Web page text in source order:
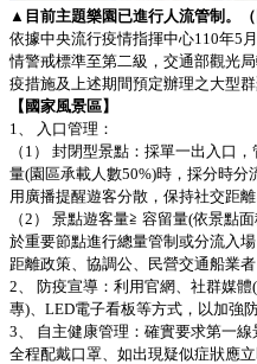
▲目前主題樂園已進行人流管制。（
依據中央流行疫情指揮中心110年5
情警戒標準至第二級，交通部觀光
疫措施及上述期間預定辦理之大型
【國家風景區】
1、 入口管理：
（1） 封閉型景點：採單一出入口
量(園區承載人數50%)時，採分時分
用廣播提醒遊客分散，保持社交距離
（2） 景點遊客量≧ 容留量(依景點
於重要節點進行總量管制或分流入
距離政策、協調公、民營交通船業
2、 防疫宣導：利用官網、社群媒
專)、LED電子看板等方式，以加強
3、 自主健康管理：確實要求第一
全程配戴口罩、如出現疑似症狀應